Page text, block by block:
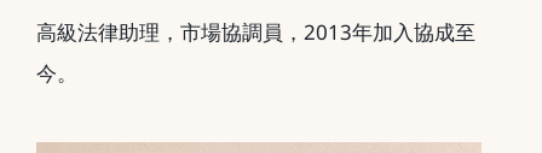
高級法律助理，市場協調員，2013年加入協成至
今。